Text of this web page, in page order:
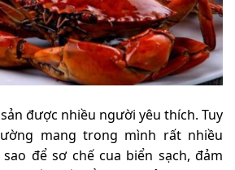
được nhiều người yêu thích. Tuy
mang trong mình rất nhiều
để sơ chế cua biển sạch, đảm